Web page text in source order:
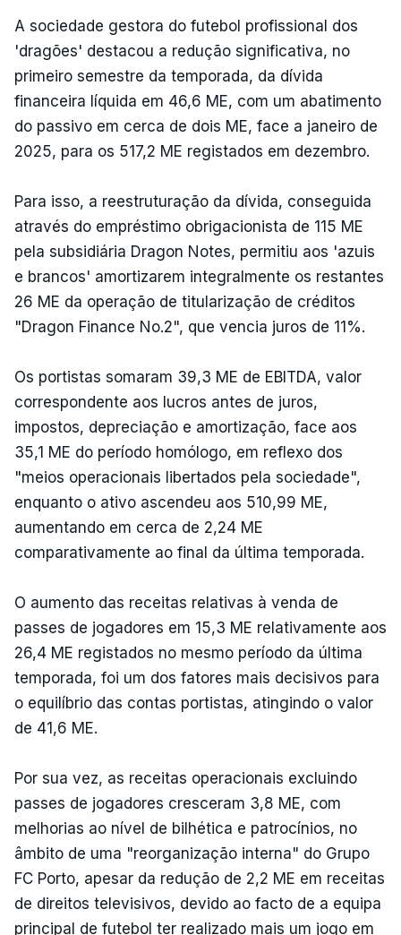
A sociedade gestora do futebol profissional dos
'dragões' destacou a redução significativa, no
primeiro semestre da temporada, da dívida
financeira líquida em 46,6 ME, com um abatimento
do passivo em cerca de dois ME, face a janeiro de
2025, para os 517,2 ME registados em dezembro.
Para isso, a reestruturação da dívida, conseguida
através do empréstimo obrigacionista de 115 ME
pela subsidiária Dragon Notes, permitiu aos 'azuis
e brancos' amortizarem integralmente os restantes
26 ME da operação de titularização de créditos
"Dragon Finance No.2", que vencia juros de 11%.
Os portistas somaram 39,3 ME de EBITDA, valor
correspondente aos lucros antes de juros,
impostos, depreciação e amortização, face aos
35,1 ME do período homólogo, em reflexo dos
"meios operacionais libertados pela sociedade",
enquanto o ativo ascendeu aos 510,99 ME,
aumentando em cerca de 2,24 ME
comparativamente ao final da última temporada.
O aumento das receitas relativas à venda de
passes de jogadores em 15,3 ME relativamente aos
26,4 ME registados no mesmo período da última
temporada, foi um dos fatores mais decisivos para
o equilíbrio das contas portistas, atingindo o valor
de 41,6 ME.
Por sua vez, as receitas operacionais excluindo
passes de jogadores cresceram 3,8 ME, com
melhorias ao nível de bilhética e patrocínios, no
âmbito de uma "reorganização interna" do Grupo
FC Porto, apesar da redução de 2,2 ME em receitas
de direitos televisivos, devido ao facto de a equipa
principal de futebol ter realizado mais um jogo em